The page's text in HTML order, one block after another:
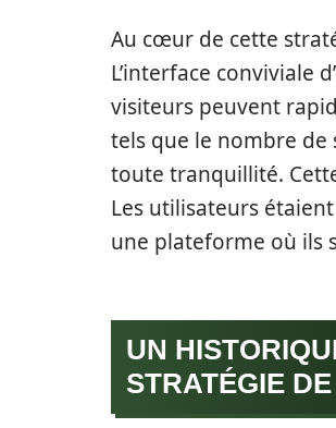
Au cœur de cette
L’interface conviviale d’
visiteurs peuvent
tels que le nombre de
toute tranquillité.
Les utilisateurs
une plateforme où ils
UN
STRATÉGIE